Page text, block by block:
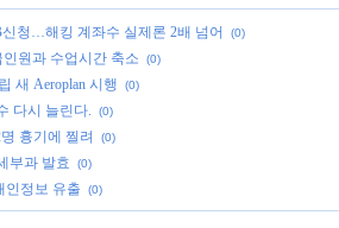
청…해킹 계좌수 실제론 2배 넘어 (0)
원과 수업시간 축소 (0)
새 Aeroplan 시행 (0)
다시 늘린다. (0)
흉기에 찔려 (0)
부과 발효 (0)
인정보 유출 (0)